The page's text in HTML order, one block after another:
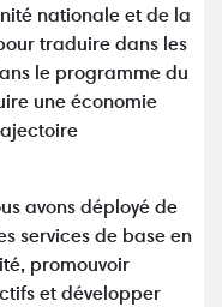
nationale et de la
traduire dans les
le programme du
une économie
avons déployé de
services de base en
promouvoir
et développer